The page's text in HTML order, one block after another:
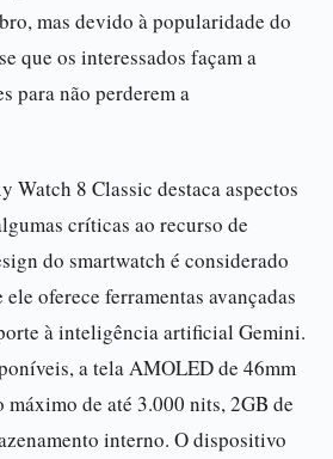
mas devido à popularidade do
que os interessados façam a
para não perderem a
Watch 8 Classic destaca aspectos
críticas ao recurso de
do smartwatch é considerado
oferece ferramentas avançadas
à inteligência artificial Gemini.
a tela AMOLED de 46mm
máximo de até 3.000 nits, 2GB de
interno. O dispositivo